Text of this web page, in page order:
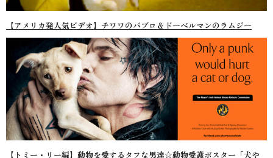
【アメリカ発人気ビデオ】チワワのパブロ＆ドーベルマンのラムジー
【トミー・リー編】動物を愛するタフな男達☆動物愛護ポスター「犬や